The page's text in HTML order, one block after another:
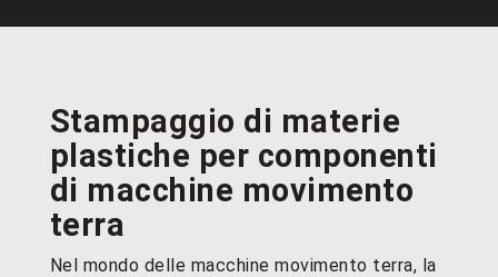
Stampaggio di materie
plastiche per componenti
di macchine movimento
terra
Nel mondo delle macchine movimento terra, la